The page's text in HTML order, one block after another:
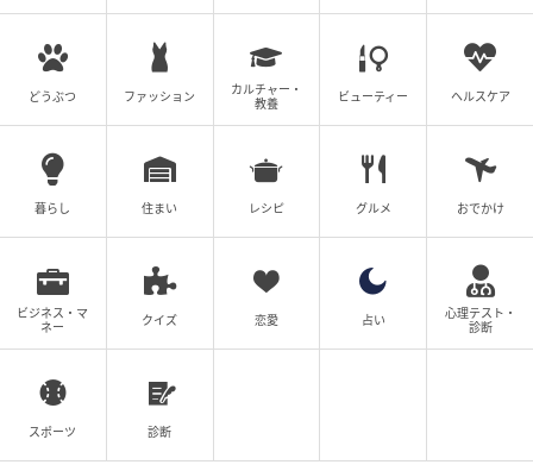
どうぶつ ファッション
カルチャー・
教養
ビューティー ヘルスケア
暮らし 住まい レシピ グルメ おでかけ
ビジネス・マ
ネー
クイズ 恋愛 占い
心理テスト・
診断
スポーツ 診断